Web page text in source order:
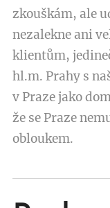
zkouškám, ale
nezalekne ani
klientům,
hl.m. Prahy s
v Praze jako
že se Praze
obloukem.